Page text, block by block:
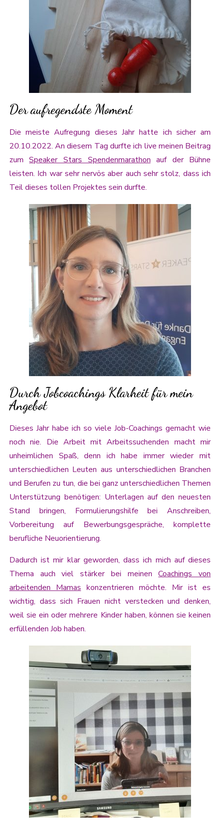
Der aufregendste Moment
Die meiste Aufregung dieses Jahr hatte ich sicher am
20.10.2022. An diesem Tag durfte ich live meinen Beitrag
zumSpeaker Stars Spendenmarathon auf der Bühne
leisten. Ich war sehr nervös aber auch sehr stolz, dass ich
Teil dieses tollen Projektes sein durfte.
Durch Jobcoachings Klarheit für mein
Angebot
Dieses Jahr habe ich so viele Job-Coachings gemacht wie
noch nie. Die Arbeit mit Arbeitssuchenden macht mir
unheimlichen Spaß, denn ich habe immer wieder mit
unterschiedlichen Leuten aus unterschiedlichen Branchen
und Berufen zu tun, die bei ganz unterschiedlichen Themen
Unterstützung benötigen: Unterlagen auf den neuesten
Stand bringen, Formulierungshilfe bei Anschreiben,
Vorbereitung auf Bewerbungsgespräche, komplette
berufliche Neuorientierung.
Dadurch ist mir klar geworden, dass ich mich auf dieses
Thema auch viel stärker bei meinenCoachings von
arbeitenden Mamas konzentrieren möchte. Mir ist es
wichtig, dass sich Frauen nicht verstecken und denken,
weil sie ein oder mehrere Kinder haben, können sie keinen
erfüllenden Job haben.